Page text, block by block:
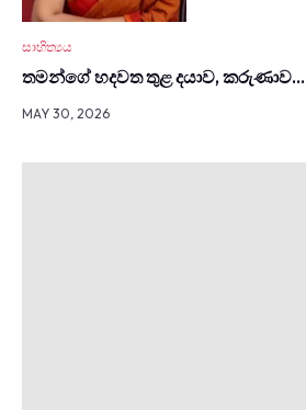
සාහිත්‍යය
තමන්ගේ හදවත තුළ දයාව, කරුණාව…
MAY 30, 2026